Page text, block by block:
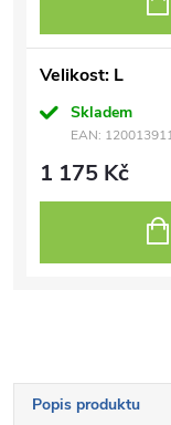
Velikost: L
Skladem
EAN:
1 175 Kč
Popis produktu